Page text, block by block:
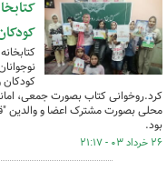
کودکان
کرد.روخوانی کتاب بصورت جمعی،
محلی بصورت مشترک اعضا و والدین
بود.
۲۶ خرداد ۰۳ - ۲۱:۱۷